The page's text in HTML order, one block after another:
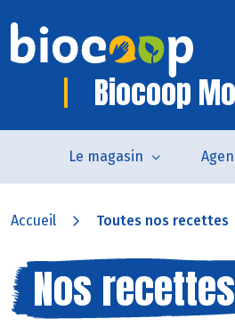
Biocoop
Le magasin
Accueil Toutes nos recettes
Nos recettes